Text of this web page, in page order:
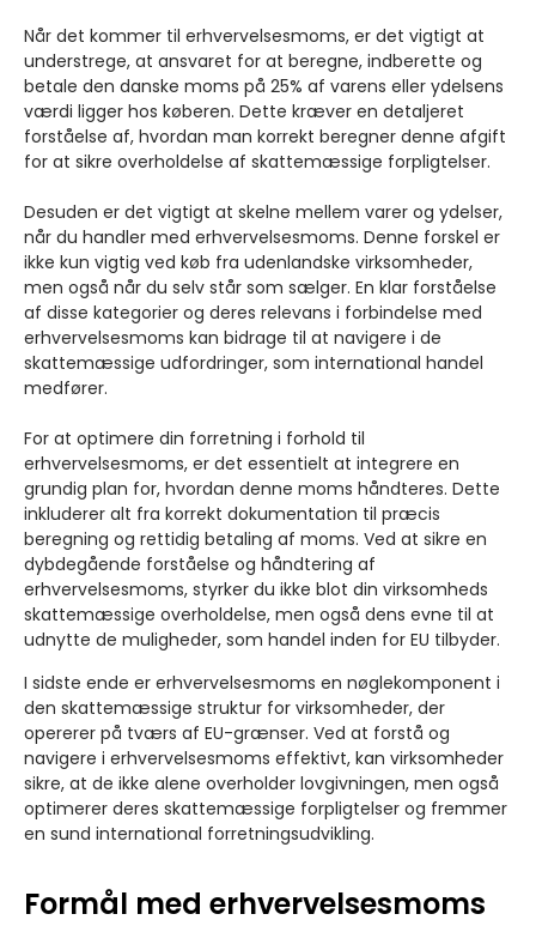
Når det kommer til erhvervelsesmoms, er det vigtigt at
understrege, at ansvaret for at beregne, indberette og
betale den danske moms på 25% af varens eller ydelsens
værdi ligger hos køberen. Dette kræver en detaljeret
forståelse af, hvordan man korrekt beregner denne afgift
for at sikre overholdelse af skattemæssige forpligtelser.
Desuden er det vigtigt at skelne mellem varer og ydelser,
når du handler med erhvervelsesmoms. Denne forskel er
ikke kun vigtig ved køb fra udenlandske virksomheder,
men også når du selv står som sælger. En klar forståelse
af disse kategorier og deres relevans i forbindelse med
erhvervelsesmoms kan bidrage til at navigere i de
skattemæssige udfordringer, som international handel
medfører.
For at optimere din forretning i forhold til
erhvervelsesmoms, er det essentielt at integrere en
grundig plan for, hvordan denne moms håndteres. Dette
inkluderer alt fra korrekt dokumentation til præcis
beregning og rettidig betaling af moms. Ved at sikre en
dybdegående forståelse og håndtering af
erhvervelsesmoms, styrker du ikke blot din virksomheds
skattemæssige overholdelse, men også dens evne til at
udnytte de muligheder, som handel inden for EU tilbyder.
I sidste ende er erhvervelsesmoms en nøglekomponent i
den skattemæssige struktur for virksomheder, der
opererer på tværs af EU-grænser. Ved at forstå og
navigere i erhvervelsesmoms effektivt, kan virksomheder
sikre, at de ikke alene overholder lovgivningen, men også
optimerer deres skattemæssige forpligtelser og fremmer
en sund international forretningsudvikling.
Formål med erhvervelsesmoms